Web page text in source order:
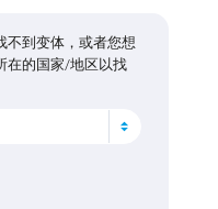
不到变体，或者您想
在的国家/地区以找